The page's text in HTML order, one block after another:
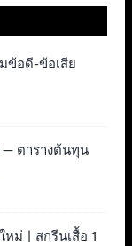
ข้อดี-ข้อเสีย
— ตารางต้นทุน
หม่ | สกรีนเสื้อ 1